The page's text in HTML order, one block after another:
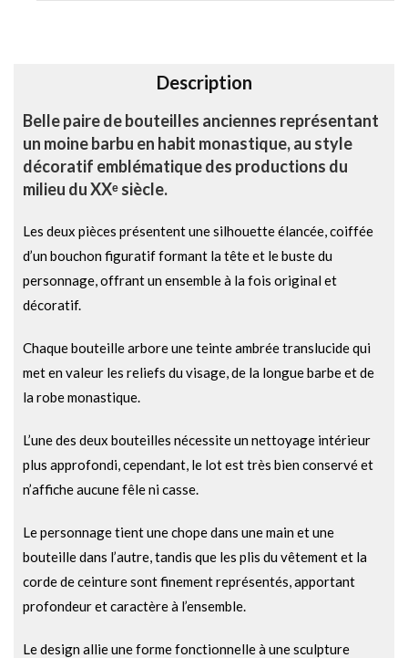
:
Description
Belle paire de bouteilles anciennes représentant
un moine barbu en habit monastique, au style
décoratif emblématique des productions du
milieu du XXᵉ siècle.
Les deux pièces présentent une silhouette élancée, coiffée
d’un bouchon figuratif formant la tête et le buste du
personnage, offrant un ensemble à la fois original et
décoratif.
Chaque bouteille arbore une teinte ambrée translucide qui
met en valeur les reliefs du visage, de la longue barbe et de
la robe monastique.
L’une des deux bouteilles nécessite un nettoyage intérieur
plus approfondi, cependant, le lot est très bien conservé et
n’affiche aucune fêle ni casse.
Le personnage tient une chope dans une main et une
bouteille dans l’autre, tandis que les plis du vêtement et la
corde de ceinture sont finement représentés, apportant
profondeur et caractère à l’ensemble.
Le design allie une forme fonctionnelle à une sculpture